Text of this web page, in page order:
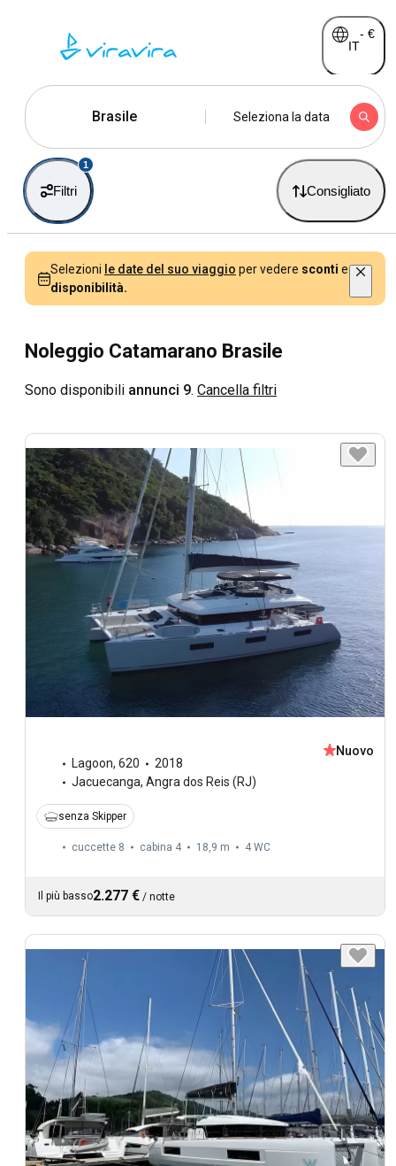
IT
- €
Brasile Seleziona la data
Filtri
1
Consigliato
Selezioni le date del suo viaggio per vedere sconti e
disponibilità.
Noleggio Catamarano Brasile
Sono disponibili annunci 9. Cancella filtri
Lagoon, 620
2018
Jacuecanga, Angra dos Reis (RJ)
Nuovo
senza Skipper
cuccette 8 cabina 4 18,9 m 4 WC
Il più basso2.277 € / notte